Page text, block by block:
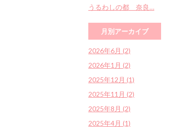
うるわしの都 奈良…
月別アーカイブ
2026年6月 (2)
2026年1月 (2)
2025年12月 (1)
2025年11月 (2)
2025年8月 (2)
2025年4月 (1)